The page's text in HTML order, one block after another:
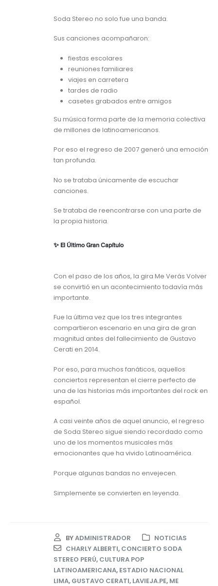
Soda Stereo no solo fue una banda.
Sus canciones acompañaron:
fiestas escolares
reuniones familiares
viajes en carretera
tardes de radio
casetes grabados entre amigos
Su música forma parte de la memoria colectiva
de millones de latinoamericanos.
Por eso el regreso de 2007 generó una emoción
tan profunda.
No se trataba únicamente de escuchar
canciones.
Se trataba de reencontrarse con una parte de
la propia historia.
✨ El Último Gran Capítulo
Con el paso de los años, la gira Me Verás Volver
se convirtió en un acontecimiento todavía más
importante.
Fue la última vez que los tres integrantes
compartieron escenario en una gira de gran
magnitud antes del fallecimiento de Gustavo
Cerati en 2014.
Por eso, para muchos fanáticos, aquellos
conciertos representan el cierre perfecto de
una de las historias más importantes del rock en
español.
A casi veinte años de aquel anuncio, el regreso
de Soda Stereo sigue siendo recordado como
uno de los momentos musicales más
emocionantes que ha vivido Latinoamérica.
Porque algunas bandas no envejecen.
Simplemente se convierten en leyenda.
BYADMINISTRADOR
NOTICIAS
CHARLY ALBERTI, CONCIERTO SODA
STEREO PERÚ, CULTURA POP
LATINOAMERICANA, ESTADIO NACIONAL
LIMA, GUSTAVO CERATI, LAVIEJA.PE, ME